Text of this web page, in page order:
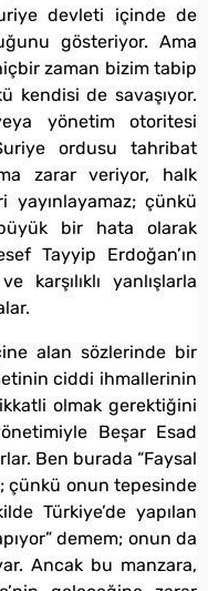
devleti içinde de
gösteriyor. Ama
zaman bizim tabip
kendisi de savaşıyor.
yönetim otoritesi
ordusu tahribat
zarar veriyor, halk
yayınlayamaz; çünkü
bir hata olarak
Tayyip Erdoğan’ın
karşılıklı yanlışlarla
alan sözlerinde bir
ciddi ihmallerinin
olmak gerektiğini
Beşar Esad
Ben burada “Faysal
çünkü onun tepesinde
Türkiye’de yapılan
demem; onun da
Ancak bu manzara,